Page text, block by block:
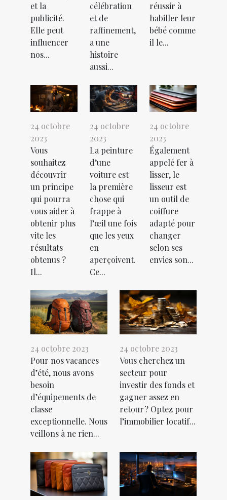
et la
publicité.
Elle peut
influencer
nos...
célébration
et de
raffinement,
a une
histoire
aussi...
réussir à
habiller leur
bébé comme
il le...
24 octobre
2023
Vous
souhaitez
découvrir
un principe
qui pourra
vous aider à
obtenir plus
vite les
résultats
obtenus ?
Il...
24 octobre
2023
La peinture
d’une
voiture est
la première
chose qui
frappe à
l’œil une fois
que les yeux
en
aperçoivent.
Ce...
24 octobre
2023
Également
appelé fer à
lisser, le
lisseur est
un outil de
coiffure
adapté pour
changer
selon ses
envies son...
24 octobre 2023
Pour nos vacances
d’été, nous avons
besoin
d’équipements de
classe
exceptionnelle. Nous
veillons à ne rien...
24 octobre 2023
Vous cherchez un
secteur pour
investir des fonds et
gagner assez en
retour ? Optez pour
l’immobilier locatif...